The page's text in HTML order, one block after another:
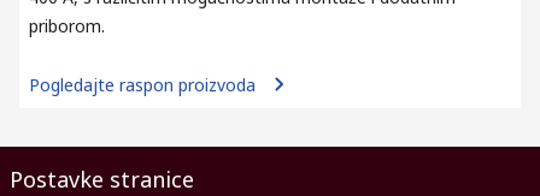
priborom.
Pogledajte raspon proizvoda
Postavke stranice